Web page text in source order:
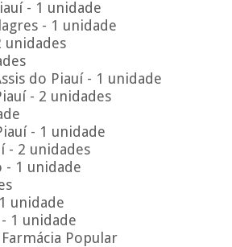
- 1 unidade
- 1 unidade
unidades
do Piauí - 1 unidade
- 2 unidades
- 1 unidade
- 2 unidades
- 1 unidade
unidade
1 unidade
Popular